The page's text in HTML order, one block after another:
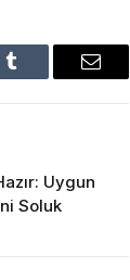
Tumblr Email
Uygun
Soluk